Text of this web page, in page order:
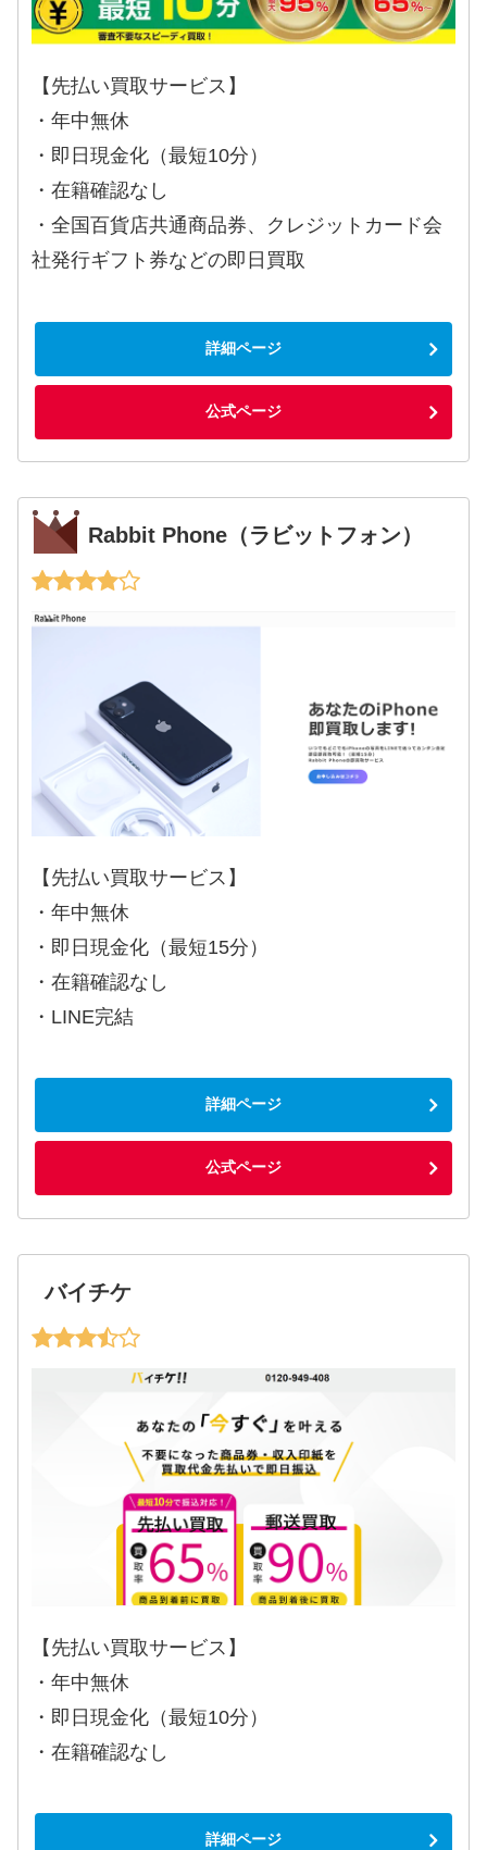
【先払い買取サービス】
・年中無休
・即日現金化（最短10分）
・在籍確認なし
・全国百貨店共通商品券、クレジットカード会
社発行ギフト券などの即日買取
詳細ページ
公式ページ
Rabbit Phone（ラビットフォン）
【先払い買取サービス】
・年中無休
・即日現金化（最短15分）
・在籍確認なし
・LINE完結
詳細ページ
公式ページ
バイチケ
【先払い買取サービス】
・年中無休
・即日現金化（最短10分）
・在籍確認なし
詳細ページ